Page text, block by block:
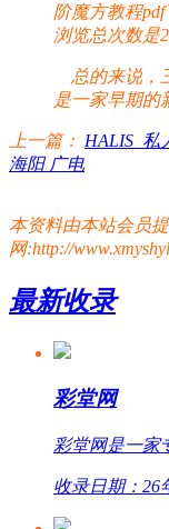
阶魔方教程
浏览总次数是
总的来说，
是一家早期的
上一篇： HALIS_私
海阳 广电
本资料由本站会员
网:http://
最新收录
彩堂网
彩堂网是一家
收录日期：26